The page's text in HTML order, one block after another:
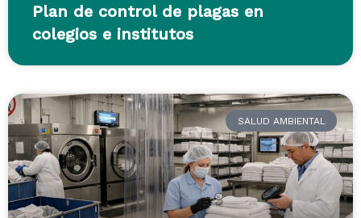
Plan de control de plagas en
colegios e institutos
SALUD AMBIENTAL